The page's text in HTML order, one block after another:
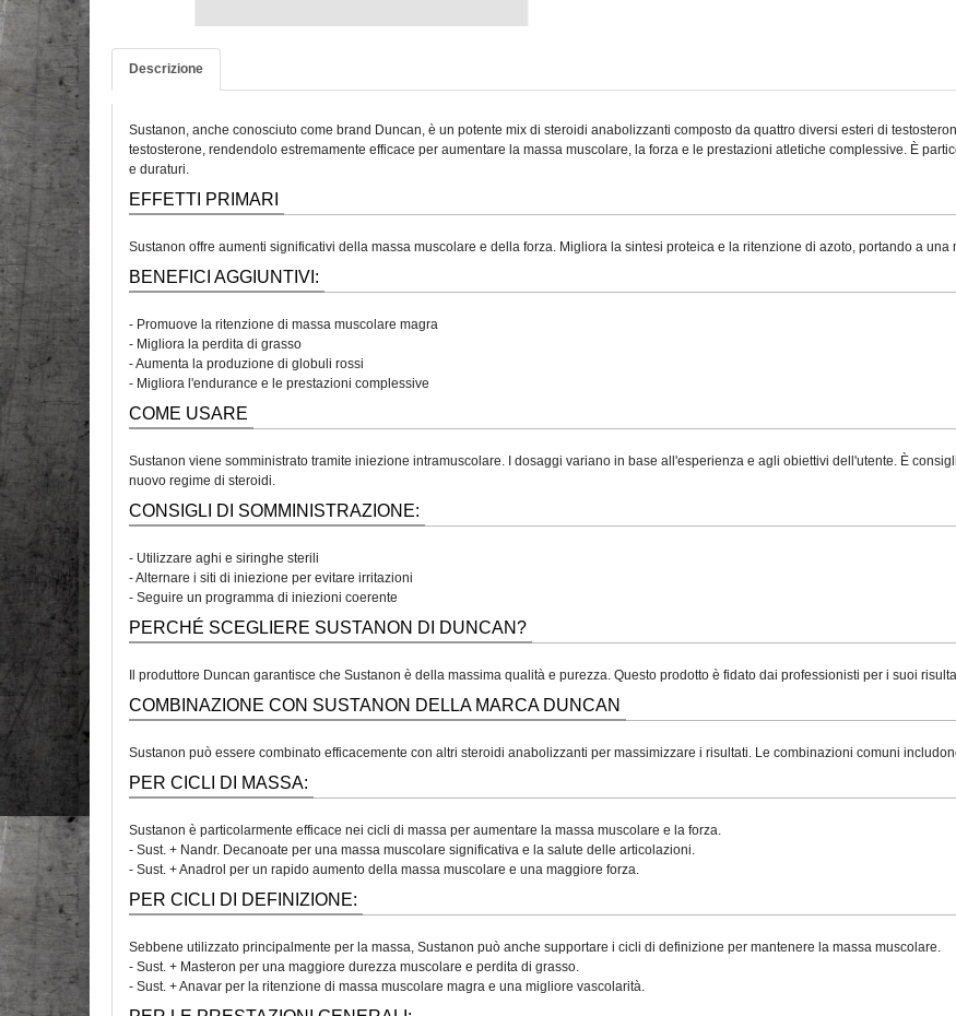
Descrizione
Sustanon, anche conosciuto come brand Duncan, è un potente mix di steroidi anabolizzanti composto da quattro diversi esteri di
testosterone, rendendolo estremamente efficace per aumentare la massa muscolare, la forza e le prestazioni atletiche complessive. È
e duraturi.
EFFETTI PRIMARI
Sustanon offre aumenti significativi della massa muscolare e della forza. Migliora la sintesi proteica e la ritenzione di azoto, portando a
BENEFICI AGGIUNTIVI:
- Promuove la ritenzione di massa muscolare magra
- Migliora la perdita di grasso
- Aumenta la produzione di globuli rossi
- Migliora l'endurance e le prestazioni complessive
COME USARE
Sustanon viene somministrato tramite iniezione intramuscolare. I dosaggi variano in base all'esperienza e agli obiettivi dell'utente. È
nuovo regime di steroidi.
CONSIGLI DI SOMMINISTRAZIONE:
- Utilizzare aghi e siringhe sterili
- Alternare i siti di iniezione per evitare irritazioni
- Seguire un programma di iniezioni coerente
PERCHÉ SCEGLIERE SUSTANON DI DUNCAN?
Il produttore Duncan garantisce che Sustanon è della massima qualità e purezza. Questo prodotto è fidato dai professionisti per i suoi
COMBINAZIONE CON SUSTANON DELLA MARCA DUNCAN
Sustanon può essere combinato efficacemente con altri steroidi anabolizzanti per massimizzare i risultati. Le combinazioni comuni
PER CICLI DI MASSA:
Sustanon è particolarmente efficace nei cicli di massa per aumentare la massa muscolare e la forza.
- Sust. + Nandr. Decanoate per una massa muscolare significativa e la salute delle articolazioni.
- Sust. + Anadrol per un rapido aumento della massa muscolare e una maggiore forza.
PER CICLI DI DEFINIZIONE:
Sebbene utilizzato principalmente per la massa, Sustanon può anche supportare i cicli di definizione per mantenere la massa muscolare.
- Sust. + Masteron per una maggiore durezza muscolare e perdita di grasso.
- Sust. + Anavar per la ritenzione di massa muscolare magra e una migliore vascolarità.